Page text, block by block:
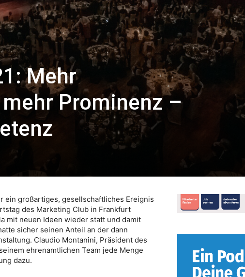
Mehr
Prominenz –
ein großartiges, gesellschaftliches Ereignis
des Marketing Club in Frankfurt
mit neuen Ideen wieder statt und damit
sicher seinen Anteil an der dann
Claudio Montanini, Präsident des
ehrenamtlichen Team jede Menge
dazu.